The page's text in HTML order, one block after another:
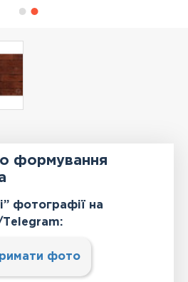
формування
фотографії на
фото